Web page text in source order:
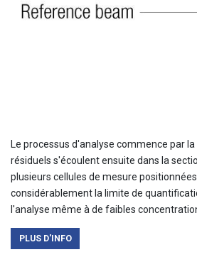
Le processus d'analyse commence par
résiduels s'écoulent ensuite dans la
plusieurs cellules de mesure
considérablement la limite de
l'analyse même à de faibles
PLUS D'INFO